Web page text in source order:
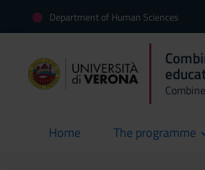
Department of Human Sciences
Home
current The programme